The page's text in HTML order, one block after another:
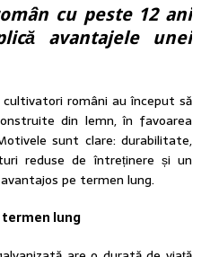
cu peste 12 ani
avantajele unei
români au început să
din lemn, în favoarea
sunt clare: durabilitate,
reduse de întreținere și un
pe termen lung.
lung